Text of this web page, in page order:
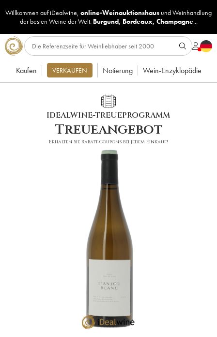
Willkommen auf iDealwine, online-Weinauktionshaus undWeinhandlung
der besten Weine der Welt: Burgund, Bordeaux, Champagne...
Kaufen VERKAUFEN Notierung Wein-Enzyklopädie
IDEALWINE-TREUEPROGRAMM
Treueangebot
Erhalten Sie Rabatt-Coupons bei jedem Einkauf!